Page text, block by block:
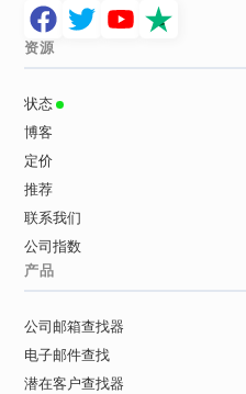
资源
状态
博客
定价
推荐
联系我们
公司指数
产品
公司邮箱查找器
电子邮件查找
潜在客户查找器